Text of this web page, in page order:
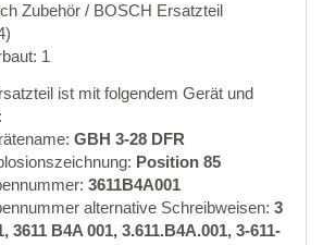
Zubehör / BOSCH Ersatzteil
1
ist mit folgendem Gerät und
GBH 3-28 DFR
Position 85
3611B4A001
alternative Schreibweisen: 3
3611 B4A 001, 3.611.B4A.001, 3-611-